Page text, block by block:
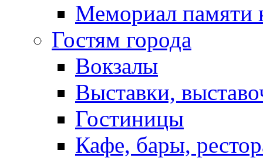
Мемориал памяти
Гостям города
Вокзалы
Выставки,
Гостиницы
Кафе, бары,